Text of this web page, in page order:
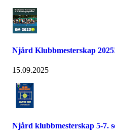
Njård Klubbmesterskap
15.09.2025
Njård klubbmesterskap 5-7.